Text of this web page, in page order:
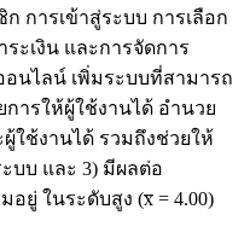
การเข้าสู่ระบบ การเลือก
ะเงิน และการจัดการ
อนไลน์ เพิ่มระบบที่สามารถ
ารให้ผู้ใช้งานได้ อำนวย
ใช้งานได้ รวมถึงช่วยให้
บบ และ 3) มีผลต่อ
ยู่ ในระดับสูง (x̅ = 4.00)